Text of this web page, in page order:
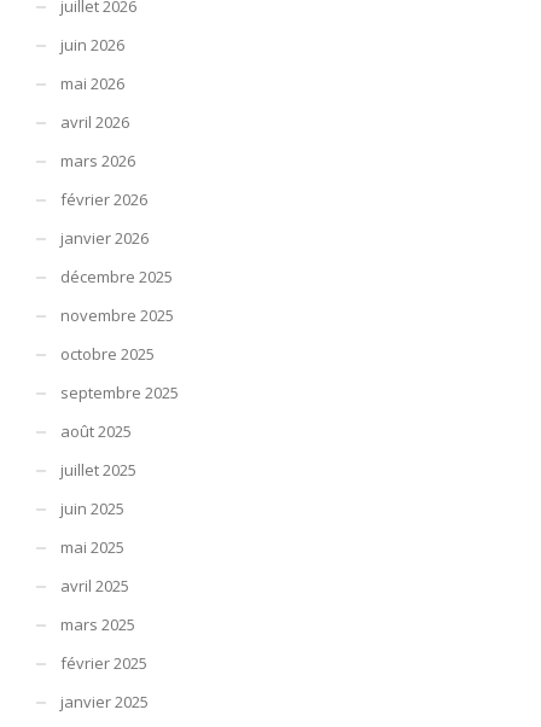
juillet 2026
juin 2026
mai 2026
avril 2026
mars 2026
février 2026
janvier 2026
décembre 2025
novembre 2025
octobre 2025
septembre 2025
août 2025
juillet 2025
juin 2025
mai 2025
avril 2025
mars 2025
février 2025
janvier 2025